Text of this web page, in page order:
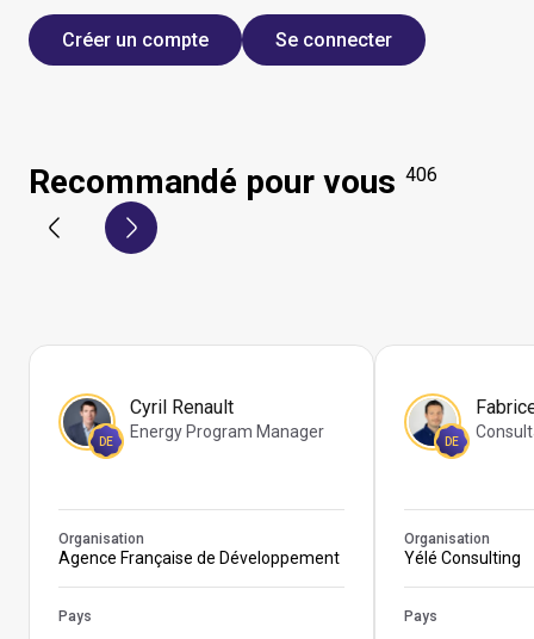
Créer un compte Se connecter
Recommandé pour vous 406
DE
Cyril Renault
Energy Program Manager
Organisation
Agence Française de Développement
Pays
DE
Organisation
Yélé Consulting
Pays